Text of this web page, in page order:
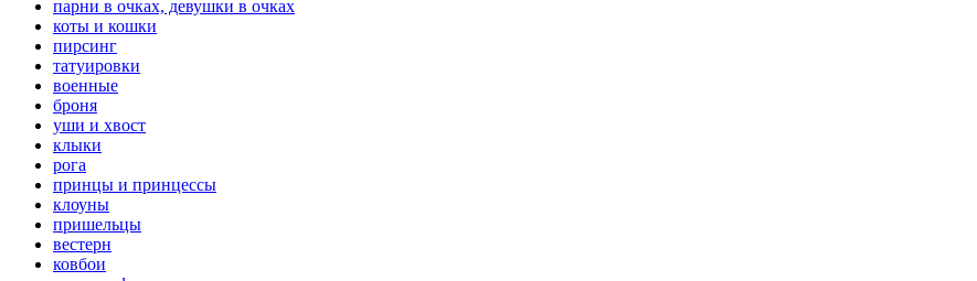
парни в очках, девушки в очках
коты и кошки
пирсинг
татуировки
военные
броня
уши и хвост
клыки
рога
принцы и принцессы
клоуны
пришельцы
вестерн
ковбои